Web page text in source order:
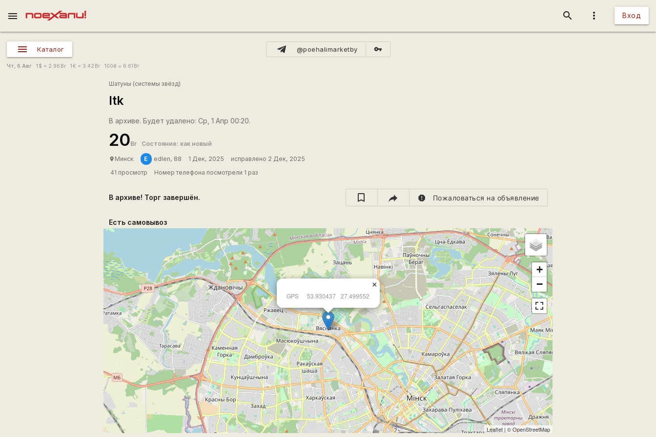
more_vert Вход
search
menu
Каталог @poehalimarketby vpn_key
Чт, 6 Авг 1 $ = 2.96 Br 1€ = 3.42 Br 100₴ = 6.61 Br
Шатуны (системы звёзд)
ltk
В архиве. Будет удалено: Ср, 1 Апр 00:20.
20Br Состояние: как новый
place Минск E edlen, 88 1 Дек, 2025
исправлено 2 Дек, 2025
41 просмотр
Номер телефона посмотрели 1 раз
В архиве! Торг завершён. report Пожаловаться на объявление
Есть самовывоз
GPS 53.930437 27.499552
×
+
−
Leaflet | ©OpenStreetMap